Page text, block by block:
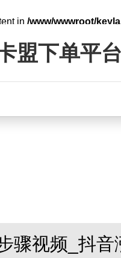
in /www/wwwroot/
盟下单平
骤视频_抖音